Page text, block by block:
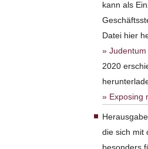
kann als
Datei hier
Judentum
2020
Exposing
die sich mit